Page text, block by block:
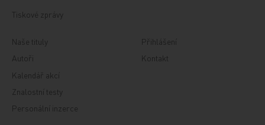
Tiskové zprávy
Naše tituly
Autoři
Kalendář akcí
Znalostní testy
Personální inzerce
Přihlášení
Kontakt